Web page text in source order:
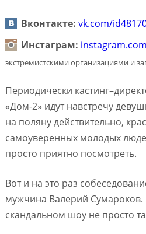
Вконтакте: vk.com/
Инстаграм:
экстремистскими организациями и
Периодически
«Дом-2» идут навстречу
на поляну действительно,
самоуверенных молодых
просто приятно посмотреть.
Вот и на это раз
мужчина Валерий
скандальном шоу не просто